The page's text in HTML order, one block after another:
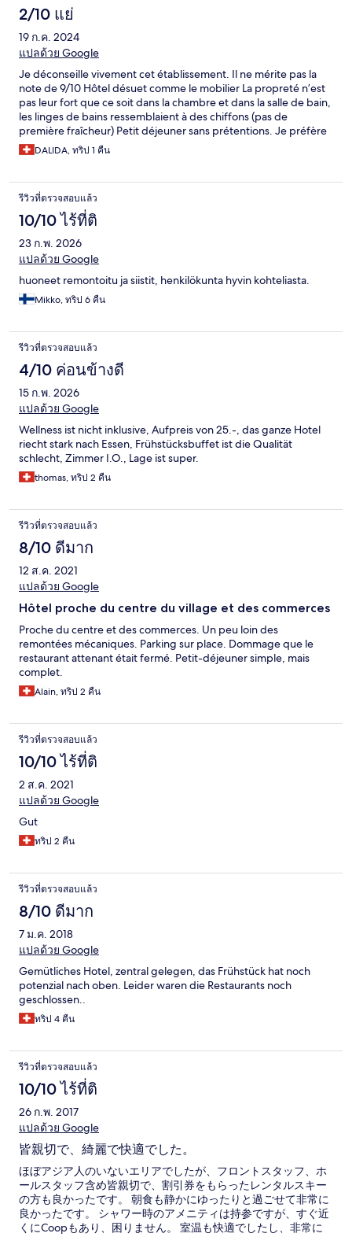
2/10 แย่
19 ก.ค. 2024
แปลด้วย Google
Je déconseille vivement cet établissement. Il ne mérite pas la
note de 9/10 Hôtel désuet comme le mobilier La propreté n’est
pas leur fort que ce soit dans la chambre et dans la salle de bain,
les linges de bains ressemblaient à des chiffons (pas de
première fraîcheur) Petit déjeuner sans prétentions. Je préfère
m’arrêter là pour ne pas enfoncer davantage cet hôtel.
DALIDA, ทริป 1 คืน
รีวิวที่ตรวจสอบแล้ว
10/10 ไร้ที่ติ
23 ก.พ. 2026
แปลด้วย Google
huoneet remontoitu ja siistit, henkilökunta hyvin kohteliasta.
Mikko, ทริป 6 คืน
รีวิวที่ตรวจสอบแล้ว
4/10 ค่อนข้างดี
15 ก.พ. 2026
แปลด้วย Google
Wellness ist nicht inklusive, Aufpreis von 25.-, das ganze Hotel
riecht stark nach Essen, Frühstücksbuffet ist die Qualität
schlecht, Zimmer I.O., Lage ist super.
thomas, ทริป 2 คืน
รีวิวที่ตรวจสอบแล้ว
8/10 ดีมาก
12 ส.ค. 2021
แปลด้วย Google
Hôtel proche du centre du village et des commerces
Proche du centre et des commerces. Un peu loin des
remontées mécaniques. Parking sur place. Dommage que le
restaurant attenant était fermé. Petit-déjeuner simple, mais
complet.
Alain, ทริป 2 คืน
รีวิวที่ตรวจสอบแล้ว
10/10 ไร้ที่ติ
2 ส.ค. 2021
แปลด้วย Google
Gut
ทริป 2 คืน
รีวิวที่ตรวจสอบแล้ว
8/10 ดีมาก
7 ม.ค. 2018
แปลด้วย Google
Gemütliches Hotel, zentral gelegen, das Frühstück hat noch
potenzial nach oben. Leider waren die Restaurants noch
geschlossen..
ทริป 4 คืน
รีวิวที่ตรวจสอบแล้ว
10/10 ไร้ที่ติ
26 ก.พ. 2017
แปลด้วย Google
皆親切で、綺麗で快適でした。
ほぼアジア人のいないエリアでしたが、フロントスタッフ、ホ
ールスタッフ含め皆親切で、割引券をもらったレンタルスキー
の方も良かったです。 朝食も静かにゆったりと過ごせて非常に
良かったです。 シャワー時のアメニティは持参ですが、すぐ近
くにCoopもあり、困りません。 室温も快適でしたし、非常に